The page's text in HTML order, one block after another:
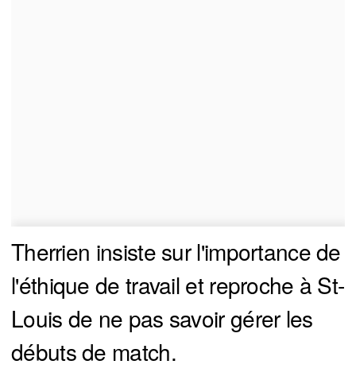
Therrien insiste sur l'importance de
l'éthique de travail et reproche à St-
Louis de ne pas savoir gérer les
débuts de match.